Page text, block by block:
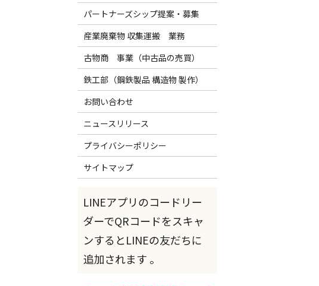
パートナーズシップ提案・募集
産業廃棄物 収集運搬 業務
古物商 事業（中古品の売買）
鉄工部（鋼鉄製品 構造物 製作）
お問い合わせ
ニュースリリース
プライバシーポリシー
サイトマップ